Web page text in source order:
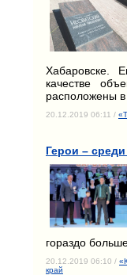
Хабаровске.
качестве
расположены
20.12.2019 06:11 /
Герои –
гораздо
20.12.2019 06:10 /
край